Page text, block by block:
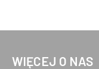
WIĘCEJ O NAS